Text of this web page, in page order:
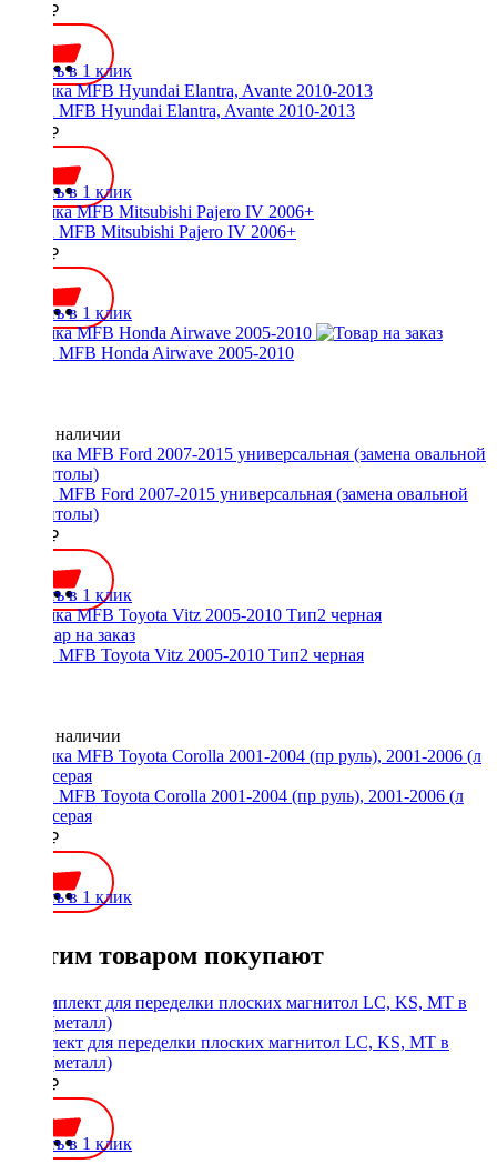
2000 ₽
Купить в 1 клик
Рамка MFB Hyundai Elantra, Avante 2010-2013
2100 ₽
Купить в 1 клик
Рамка MFB Mitsubishi Pajero IV 2006+
2500 ₽
Купить в 1 клик
Рамка MFB Honda Airwave 2005-2010
Нет в наличии
Рамка MFB Ford 2007-2015 универсальная (замена овальной
магнитолы)
2200 ₽
Купить в 1 клик
Рамка MFB Toyota Vitz 2005-2010 Тип2 черная
Нет в наличии
Рамка MFB Toyota Corolla 2001-2004 (пр руль), 2001-2006 (л
руль) серая
2200 ₽
Купить в 1 клик
С этим товаром покупают
Комплект для переделки плоских магнитол LC, KS, MT в
1Din (металл)
1900 ₽
Купить в 1 клик